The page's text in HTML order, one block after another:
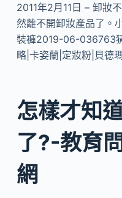
2011年2月11日 – 卸妝
然離不開卸妝產品了。
裝褲2019-06-036763
略|卡姿蘭|定妝粉|貝德
怎樣才知
了?-教育
網